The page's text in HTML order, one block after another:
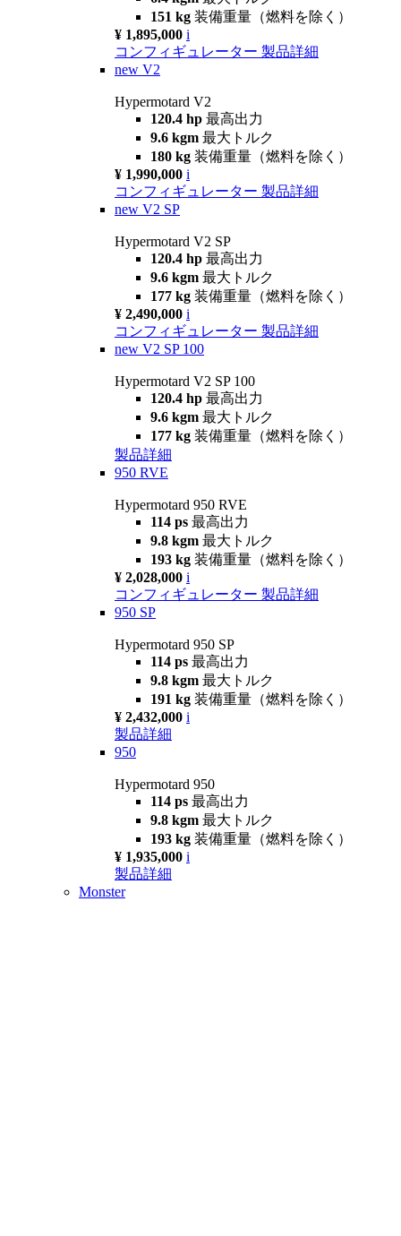
151 kg 装備重量（燃料を除く）
¥ 1,895,000 i
コンフィギュレーター 製品詳細
new V2
Hypermotard V2
120.4 hp 最高出力
9.6 kgm 最大トルク
180 kg 装備重量（燃料を除く）
¥ 1,990,000 i
コンフィギュレーター 製品詳細
new V2 SP
Hypermotard V2 SP
120.4 hp 最高出力
9.6 kgm 最大トルク
177 kg 装備重量（燃料を除く）
¥ 2,490,000 i
コンフィギュレーター 製品詳細
new V2 SP 100
Hypermotard V2 SP 100
120.4 hp 最高出力
9.6 kgm 最大トルク
177 kg 装備重量（燃料を除く）
製品詳細
950 RVE
Hypermotard 950 RVE
114 ps 最高出力
9.8 kgm 最大トルク
193 kg 装備重量（燃料を除く）
¥ 2,028,000 i
コンフィギュレーター 製品詳細
950 SP
Hypermotard 950 SP
114 ps 最高出力
9.8 kgm 最大トルク
191 kg 装備重量（燃料を除く）
¥ 2,432,000 i
製品詳細
950
Hypermotard 950
114 ps 最高出力
9.8 kgm 最大トルク
193 kg 装備重量（燃料を除く）
¥ 1,935,000 i
製品詳細
Monster